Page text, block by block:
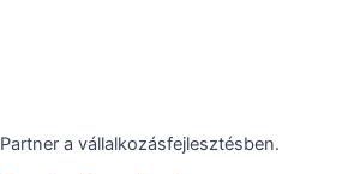
Partner a vállalkozásfejlesztésben.